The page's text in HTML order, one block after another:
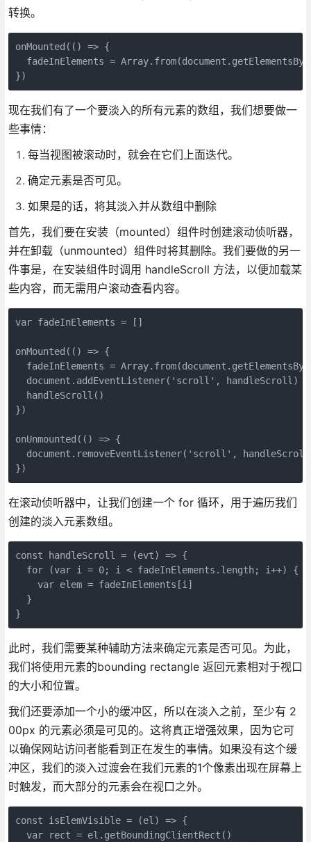
转换。
onMounted(() => {
fadeInElements =
现在我们有了一个要淡入的所有元素的数组，我们想要做一
些事情：
每当视图被滚动时，就会在它们上面迭代。
确定元素是否可见。
如果是的话，将其淡入并从数组中删除
首先，我们要在安装（mounted）组件时创建滚动侦听器，
并在卸载（unmounted）组件时将其删除。我们要做的另一
件事是，在安装组件时调用 handleScroll 方法，以便加载某
些内容，而无需用户滚动查看内容。
var fadeInElements = []
onMounted(() => {
fadeInElements =
  document.addEventListener('scroll', handleScroll)
  handleScroll()
})
onUnmounted(() => {
document.removeEventListener('scroll',
在滚动侦听器中，让我们创建一个 for 循环，用于遍历我们
创建的淡入元素数组。
const handleScroll = (evt) => {
  for (var i = 0; i < fadeInElements.length; i++) {
    var elem = fadeInElements[i]
  }
此时，我们需要某种辅助方法来确定元素是否可见。为此，
我们将使用元素的bounding rectangle 返回元素相对于视口
的大小和位置。
我们还要添加一个小的缓冲区，所以在淡入之前，至少有 2
00px 的元素必须是可见的。这将真正增强效果，因为它可
以确保网站访问者能看到正在发生的事情。如果没有这个缓
冲区，我们的淡入过渡会在我们元素的1个像素出现在屏幕上
时触发，而大部分的元素会在视口之外。
const isElemVisible = (el) => {
  var rect = el.getBoundingClientRect()